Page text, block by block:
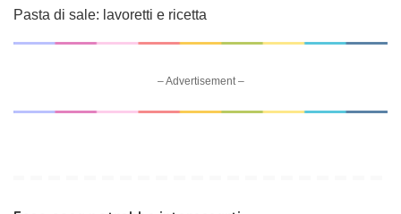
Pasta di sale: lavoretti e ricetta
– Advertisement –